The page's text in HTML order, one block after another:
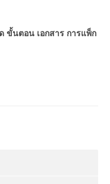
ขั้นตอน เอกสาร การแพ็ก